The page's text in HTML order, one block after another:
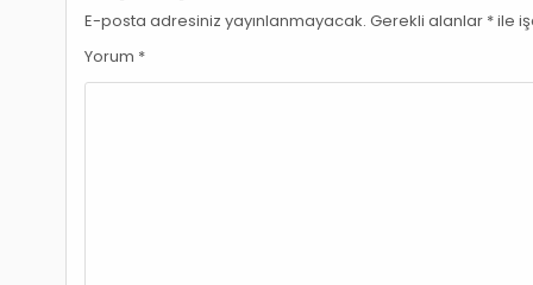
E-posta adresiniz yayınlanmayacak. Gerekli alanlar *ile
Yorum *